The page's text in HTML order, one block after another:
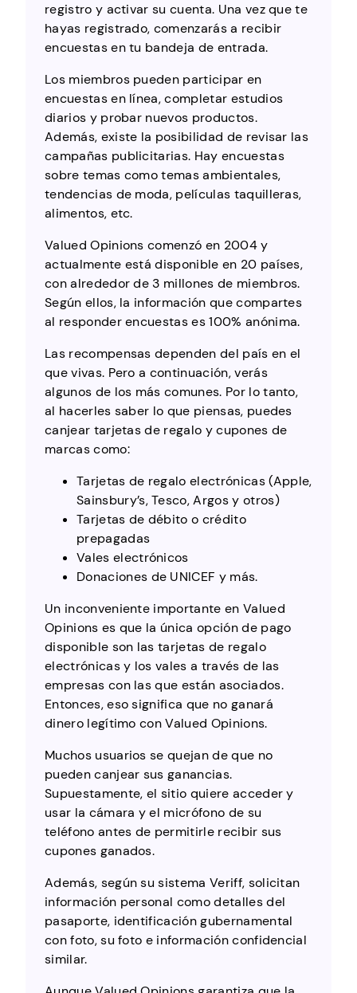
registro y activar su cuenta. Una vez que te
hayas registrado, comenzarás a recibir
encuestas en tu bandeja de entrada.
Los miembros pueden participar en
encuestas en línea, completar estudios
diarios y probar nuevos productos.
Además, existe la posibilidad de revisar las
campañas publicitarias. Hay encuestas
sobre temas como temas ambientales,
tendencias de moda, películas taquilleras,
alimentos, etc.
Valued Opinions comenzó en 2004 y
actualmente está disponible en 20 países,
con alrededor de 3 millones de miembros.
Según ellos, la información que compartes
al responder encuestas es 100% anónima.
Las recompensas dependen del país en el
que vivas. Pero a continuación, verás
algunos de los más comunes. Por lo tanto,
al hacerles saber lo que piensas, puedes
canjear tarjetas de regalo y cupones de
marcas como:
Tarjetas de regalo electrónicas (Apple,
Sainsbury’s, Tesco, Argos y otros)
Tarjetas de débito o crédito
prepagadas
Vales electrónicos
Donaciones de UNICEF y más.
Un inconveniente importante en Valued
Opinions es que la única opción de pago
disponible son las tarjetas de regalo
electrónicas y los vales a través de las
empresas con las que están asociados.
Entonces, eso significa que no ganará
dinero legítimo con Valued Opinions.
Muchos usuarios se quejan de que no
pueden canjear sus ganancias.
Supuestamente, el sitio quiere acceder y
usar la cámara y el micrófono de su
teléfono antes de permitirle recibir sus
cupones ganados.
Además, según su sistema Veriff, solicitan
información personal como detalles del
pasaporte, identificación gubernamental
con foto, su foto e información confidencial
similar.